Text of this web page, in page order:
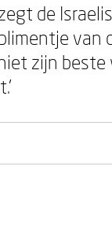
de
van
zijn